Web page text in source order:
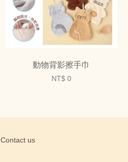
動物背影擦手巾
NT$ 0
Contact us